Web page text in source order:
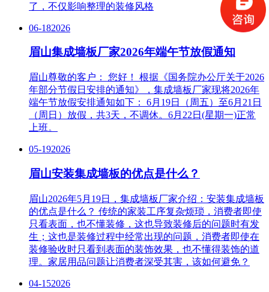
了，不仅影响整理的装修风格
06-182026
眉山集成墙板厂家2026年端午节放假通知
眉山尊敬的客户： 您好！ 根据《国务院办公厅关于2026
年部分节假日安排的通知》，集成墙板厂家现将2026年
端午节放假安排通知如下： 6月19日（周五）至6月21日
（周日）放假，共3天，不调休。6月22日(星期一)正常
上班。
05-192026
眉山安装集成墙板的优点是什么？
眉山2026年5月19日，集成墙板厂家介绍：安装集成墙板
的优点是什么？ 传统的家装工序复杂烦琐，消费者即使
只看表面，也不懂装修，这也导致装修后的问题时有发
生；这也是装修过程中经常出现的问题，消费者即使在
装修验收时只看到表面的装饰效果，也不懂得装饰的道
理。家居用品问题让消费者深受其害，该如何避免？
04-152026